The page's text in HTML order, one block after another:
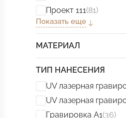
Проект 111(81)
Показать еще
МАТЕРИАЛ
ТИП НАНЕСЕНИЯ
UV лазерная
UV лазерная
Гравировка А1(36)